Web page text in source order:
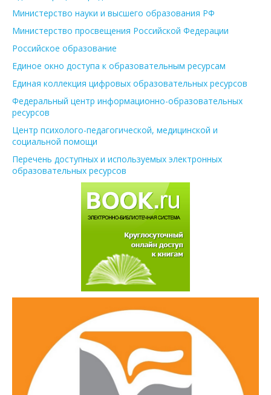
Министерство науки и высшего образования РФ
Министерство просвещения Российской Федерации
Российское образование
Единое окно доступа к образовательным ресурсам
Единая коллекция цифровых образовательных ресурсов
Федеральный центр информационно-образовательных
ресурсов
Центр психолого-педагогической, медицинской и
социальной помощи
Перечень доступных и используемых электронных
образовательных ресурсов